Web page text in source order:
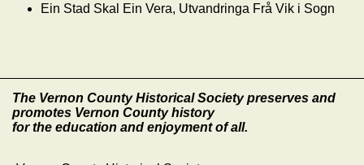
Ein Stad Skal Ein Vera, Utvandringa Frå Vik i Sogn
The Vernon County Historical Society preserves and
promotes Vernon County history
for the education and enjoyment of all.